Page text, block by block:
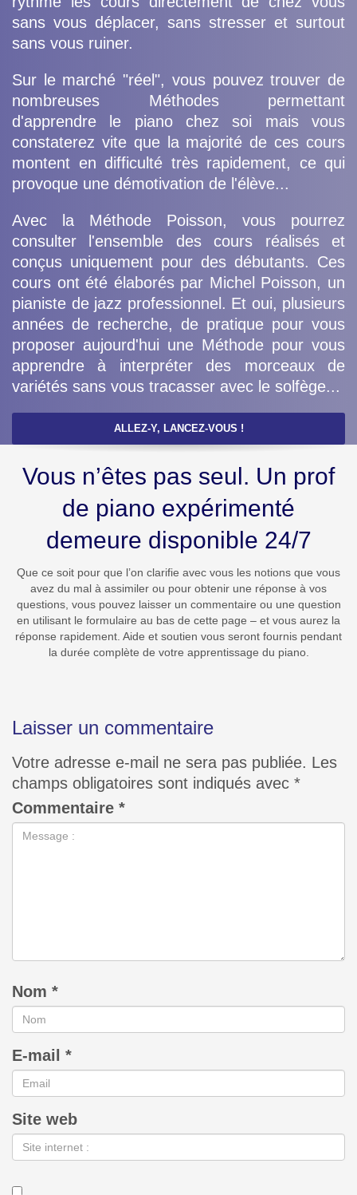
sans vous déplacer, sans stresser et surtout
sans vous ruiner.
Sur le marché "réel", vous pouvez trouver de
nombreuses Méthodes permettant
d'apprendre le piano chez soi mais vous
constaterez vite que la majorité de ces cours
montent en difficulté très rapidement, ce qui
provoque une démotivation de l'élève...
Avec la Méthode Poisson, vous pourrez
consulter l'ensemble des cours réalisés et
conçus uniquement pour des débutants. Ces
cours ont été élaborés par Michel Poisson, un
pianiste de jazz professionnel. Et oui, plusieurs
années de recherche, de pratique pour vous
proposer aujourd'hui une Méthode pour vous
apprendre à interpréter des morceaux de
variétés sans vous tracasser avec le solfège...
ALLEZ-Y, LANCEZ-VOUS !
Vous n’êtes pas seul. Un prof
de piano expérimenté
demeure disponible 24/7
Que ce soit pour que l’on clarifie avec vous les notions que vous
avez du mal à assimiler ou pour obtenir une réponse à vos
questions, vous pouvez laisser un commentaire ou une question
en utilisant le formulaire au bas de cette page – et vous aurez la
réponse rapidement. Aide et soutien vous seront fournis pendant
la durée complète de votre apprentissage du piano.
Laisser un commentaire
Votre adresse e-mail ne sera pas publiée. Les
champs obligatoires sont indiqués avec *
Commentaire *
Nom *
E-mail *
Site web